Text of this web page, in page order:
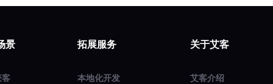
景
客
拓展服务
本地化开发
关于艾客
艾客介绍